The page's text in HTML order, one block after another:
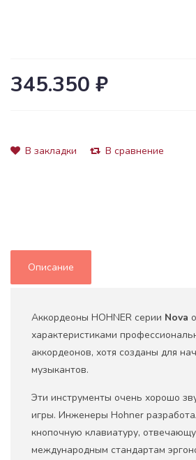
345.350 ₽
В закладки В сравнение
Описание
Аккордеоны HOHNER серии Nova
характеристиками
аккордеонов, хотя созданы для
музыкантов.
Эти инструменты очень хорошо
игры. Инженеры Hohner
кнопочную клавиатуру,
международным стандартам